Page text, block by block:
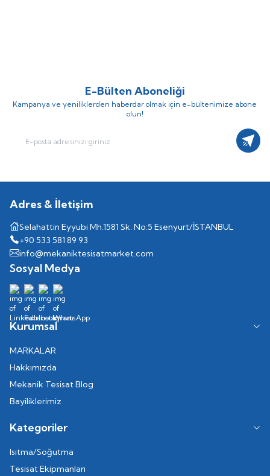
E-Bülten Aboneliği
Kampanya ve yeniliklerden haberdar olmak için e-bültenimize abone
olun!
Adres & İletişim
Selahattin Eyyubi Mh.1581 Sk. No:5 Esenyurt/İSTANBUL
+90 533 581 89 93
info@mekaniktesisatmarket.com
Sosyal Medya
Kurumsal
MARKALAR
Hakkımızda
Mekanik Tesisat Blog
Bayiliklerimiz
Kategoriler
Isıtma/Soğutma
Tesisat Ekipmanları